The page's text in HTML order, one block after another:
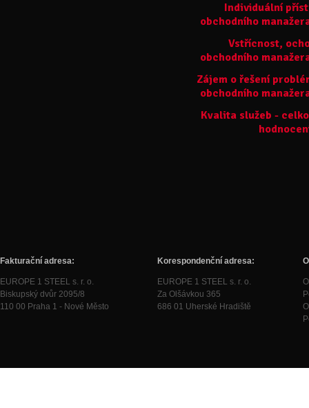
Individuální
obchodního
Vstřícnost,
obchodního
Zájem o řešení
obchodního
Kvalita služeb -
Fakturační adresa:
EUROPE 1 STEEL s. r. o.
Biskupský dvůr 2095/8
110 00 Praha 1 - Nové Město
Korespondenční adresa:
EUROPE 1 STEEL s. r. o.
Za Olšávkou 365
686 01 Uherské Hradiště